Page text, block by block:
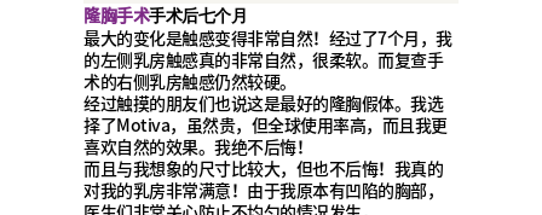
隆胸手术手术后七个月
最大的变化是触感变得非常自然！经过了7个月，我
的左侧乳房触感真的非常自然，很柔软。而复查手
术的右侧乳房触感仍然较硬。
经过触摸的朋友们也说这是最好的隆胸假体。我选
择了Motiva，虽然贵，但全球使用率高，而且我更
喜欢自然的效果。我绝不后悔！
而且与我想象的尺寸比较大，但也不后悔！我真的
对我的乳房非常满意！由于我原本有凹陷的胸部，